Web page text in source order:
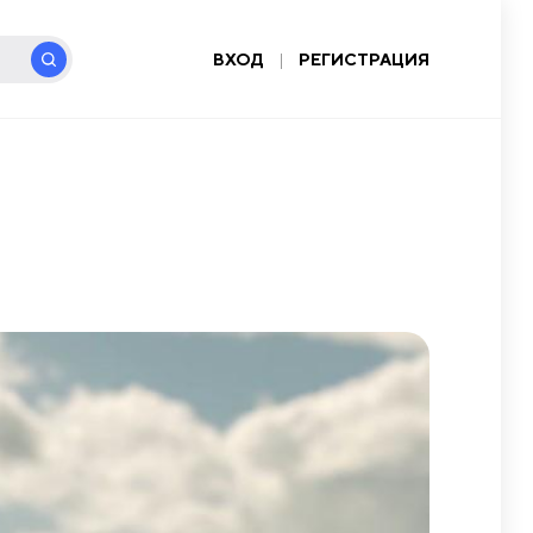
ВХОД | РЕГИСТРАЦИЯ